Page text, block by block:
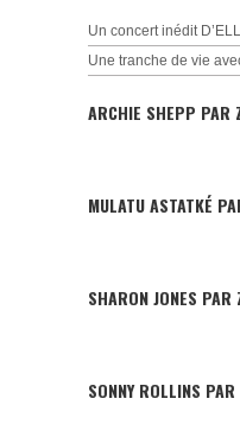
Un concert inédit
Une tranche de vie
ARCHIE SHEPP PAR
MULATU ASTATKÉ
SHARON JONES PAR
SONNY ROLLINS